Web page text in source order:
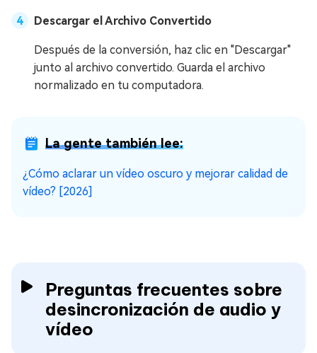
Descargar el Archivo Convertido
Después de la conversión, haz clic en "Descargar"
junto al archivo convertido. Guarda el archivo
normalizado en tu computadora.
La gente también lee:
¿Cómo aclarar un vídeo oscuro y mejorar calidad de
vídeo? [2026]
Preguntas frecuentes sobre
desincronización de audio y
vídeo